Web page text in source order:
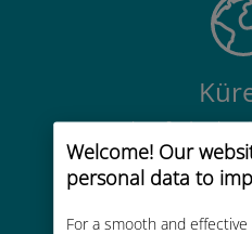
Welcome! Our
personal data to
For a smooth and
200'den fazla
çapında yüksek